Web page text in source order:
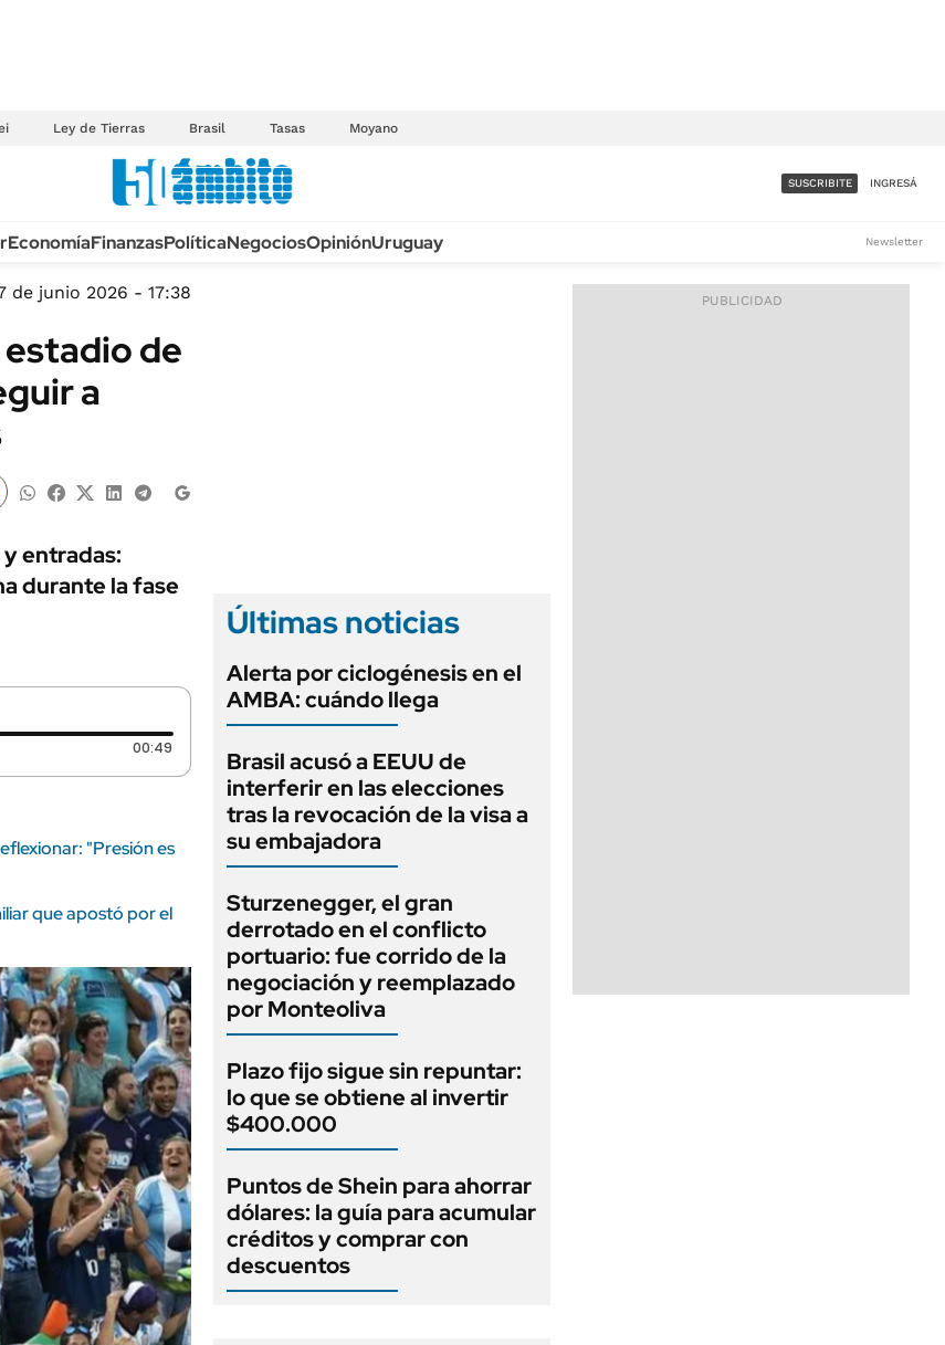
Ley de Tierras Brasil Tasas Moyano
TECNOLOGÍA
MÉXICO
MUNDO
INFORMACIÓN GENERAL
AUTOS
ACCESO FULL - $1.800/MES
SUSCRIBITE INGRESÁ
EconomíaFinanzasPolíticaNegociosOpiniónUruguay Newsletter
de junio 2026 - 17:38
de
a
y entradas:
durante la fase
00:49
"Presión es
que apostó por el
Últimas noticias
Alerta por ciclogénesis en el
AMBA: cuándo llega
Brasil acusó a EEUU de
interferir en las elecciones
tras la revocación de la visa a
su embajadora
Sturzenegger, el gran
derrotado en el conflicto
portuario: fue corrido de la
negociación y reemplazado
por Monteoliva
Plazo fijo sigue sin repuntar:
lo que se obtiene al invertir
$400.000
Puntos de Shein para ahorrar
dólares: la guía para acumular
créditos y comprar con
descuentos